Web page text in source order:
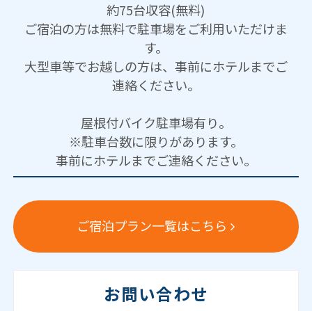
約75台収容(無料)
ご宿泊の方は無料で駐車場をご利用いただけま
す。
大型車等でお越しの方は、事前にホテルまでご
連絡ください。
屋根付バイク駐車場有り。
※駐車台数に限りがあります。
事前にホテルまでご連絡ください。
ご宿泊プラン一覧はこちら
お問い合わせ